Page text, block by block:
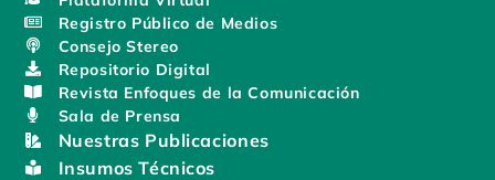
Registro Público de Medios
Consejo Stereo
Repositorio Digital
Revista Enfoques de la Comunicación
Sala de Prensa
Nuestras Publicaciones
Insumos Técnicos